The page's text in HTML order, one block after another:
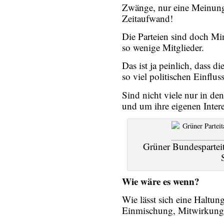
Zwänge, nur eine
Zeitaufwand!
Die Parteien sind doch
so wenige Mitglieder.
Das ist ja peinlich, dass
so viel politischen
Sind nicht viele nur in
und um ihre eigenen
Grüner
Wie wäre es wenn?
Wie lässt sich eine
Einmischung,